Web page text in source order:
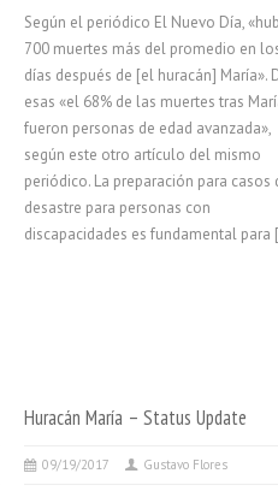
Según el periódico El Nuevo Día,
700 muertes más del promedio en
días después de [el huracán] María».
esas «el 68% de las muertes tras
fueron personas de edad avanzada»,
según este otro artículo del mismo
periódico. La preparación para casos
desastre para personas con
discapacidades es fundamental
Huracán María – Status Update
09/19/2017 Gustavo Flores